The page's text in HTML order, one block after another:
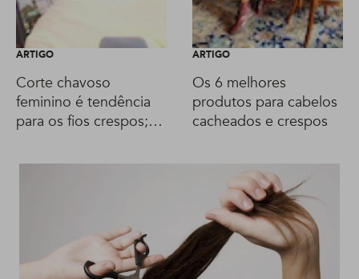
ARTIGO
Corte chavoso
feminino é tendência
para os fios crespos;
ARTIGO
Os 6 melhores
produtos para cabelos
cacheados e crespos